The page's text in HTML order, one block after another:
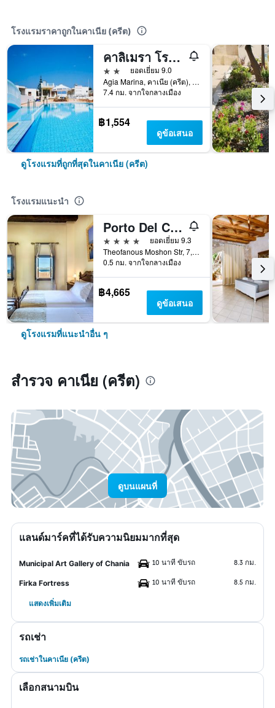
โรงแรมราคาถูกในคาเนีย (ครีต)
คาลิเมรา โรงแรม อาเกีย มารีนา
2 ดาว
ยอดเยี่ยม 9.0
Agia Marina, คาเนีย (ครีต), กรีซ
7.4 กม. จากใจกลางเมือง
฿1,554
ดูข้อเสนอ
ดูโรงแรมที่ถูกที่สุดในคาเนีย (ครีต)
โรงแรมแนะนำ
Porto Del Colombo Traditional Boutique Hotel
4 ดาว
ยอดเยี่ยม 9.3
Theofanous Moshon Str, 7, คาเนีย (ครีต), กรีซ
0.5 กม. จากใจกลางเมือง
฿4,665
ดูข้อเสนอ
ดูโรงแรมที่แนะนำอื่น ๆ
สำรวจ คาเนีย (ครีต)
ดูบนแผนที่
แลนด์มาร์คที่ได้รับความนิยมมากที่สุด
Municipal Art Gallery of Chania 10 นาที ขับรถ 8.3 กม.
Firka Fortress 10 นาที ขับรถ 8.5 กม.
แสดงเพิ่มเติม
รถเช่า
รถเช่าในคาเนีย (ครีต)
เลือกสนามบิน